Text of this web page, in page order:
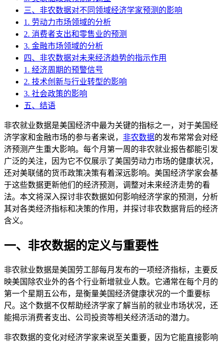
三、非农数据对不同领域经济学家预测的影响
1. 劳动力市场领域的分析
2. 消费者支出和零售业的预测
3. 金融市场领域的分析
四、非农数据对未来经济趋势的指示作用
1. 经济周期的预警信号
2. 技术创新与行业转型的影响
3. 社会政策的影响
五、结语
非农就业数据是美国经济中最为关键的指标之一，对于美国经
济学家和金融市场的参与者来说， 非农数据的发布常常会对经
济预测产生重大影响。每个月第一周的非农就业报告都能引发
广泛的关注，因为它不仅展示了美国劳动力市场的健康状况，
还对美联储的货币政策决策有着深远影响。美国经济学家会基
于这些数据更新他们的经济预测，调整对未来经济走势的看
法。本文将深入探讨非农数据如何影响经济学家的预测，分析
其对各类经济指标和决策的作用，并探讨非农数据背后的经济
含义。
一、非农数据的定义与重要性
非农就业数据是美国劳工部每月发布的一项经济指标，主要反
映美国除农业外的各个行业新增就业人数。它通常在每个月的
第一个星期五公布，是衡量美国经济健康状况的一个重要标
尺。这个数据不仅帮助经济学家了解当前的就业市场状况，还
能揭示消费者支出、公司投资等相关经济活动的潜力。
非农数据的变化对经济学家来说至关重要，因为它能直接影响